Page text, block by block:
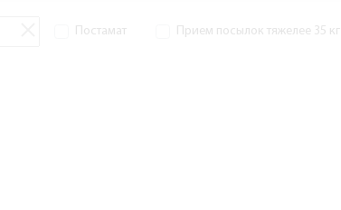
Постамат Прием посылок тяжелее 35 кг